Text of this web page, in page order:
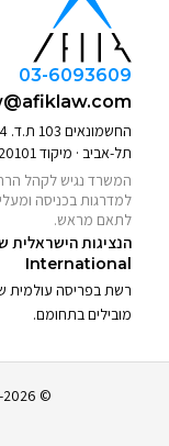
03-6093609
החשמונאים 103 ת.ד. 20144
תל-אביב · מיקוד 6120101
המשרד נגיש לקהל
למדרגות בכניסה
לתאם מראש.
הנציגות הישראלית
International
רשת בפריסה עולמית
מובילים בתחומם.
© 2012-2026 אפיק ושות׳ עורכי דין ונוטריונים